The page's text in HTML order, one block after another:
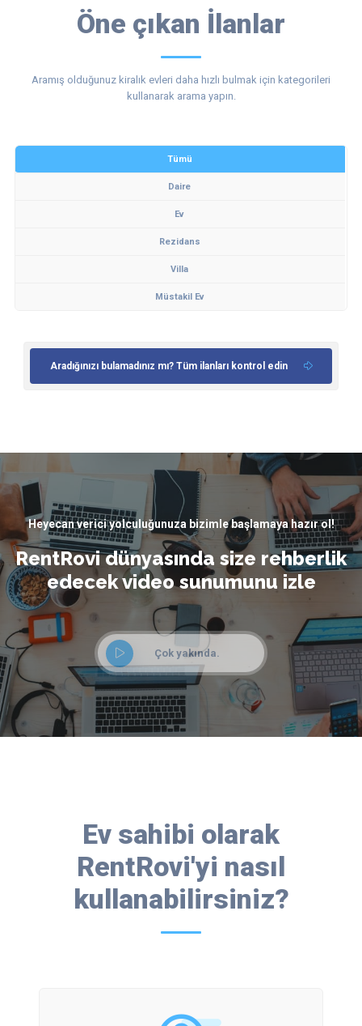
Öne çıkan İlanlar
Aramış olduğunuz kiralık evleri daha hızlı bulmak için kategorileri
kullanarak arama yapın.
Tümü
Daire
Ev
Rezidans
Villa
Müstakil Ev
Aradığınızı bulamadınız mı? Tüm ilanları kontrol edin
Heyecan verici yolculuğunuza bizimle başlamaya hazır ol!
RentRovi dünyasında size rehberlik
edecek video sunumunu izle
Çok yakında.
Ev sahibi olarak
RentRovi'yi nasıl
kullanabilirsiniz?